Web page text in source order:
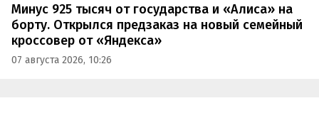
Минус 925 тысяч от государства и «Алиса» на
борту. Открылся предзаказ на новый семейный
кроссовер от «Яндекса»
07 августа 2026, 10:26